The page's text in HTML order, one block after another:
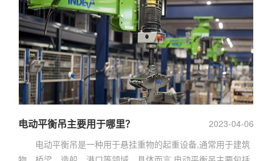
2023-04-06
电动平衡吊主要用于哪里？
电动平衡吊是一种用于悬挂重物的起重设备,通常用于建筑